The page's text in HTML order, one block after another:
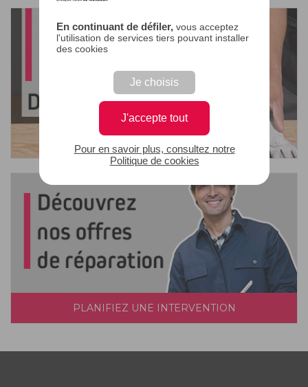
En continuant de défiler, vous acceptez
l'utilisation de services tiers pouvant installer
des cookies
Je choisis
J'accepte tout
Pour en savoir plus, consultez notre
Politique de cookies
PLANIFIEZ UNE INTERVENTION